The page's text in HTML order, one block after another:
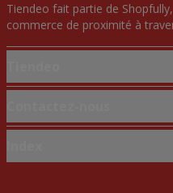
Tiendeo fait partie de
commerce de proximité à
Solutions professionnelles
Magasin mal situé sur la carte